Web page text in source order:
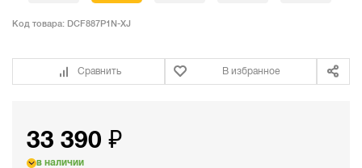
Код товара: DCF887P1N-XJ
Сравнить В избранное
33 390 ₽
в наличии